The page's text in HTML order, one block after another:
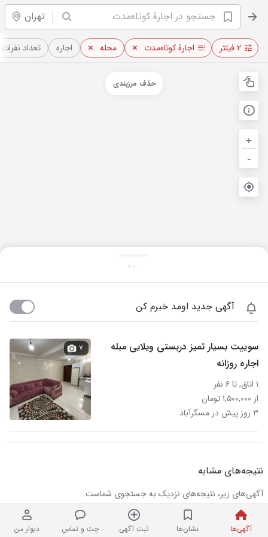
تهران
آگهی‌ها نشان‌ها ثبت آگهی چت و تماس دیوار من
۲ فیلتر اجارهٔ کوتاه‌مدت محله اجاره تعداد نفرات
+
-
حذف مرزبندی
آگهی جدید اومد خبرم کن
سوییت بسیار تمیز دربستی ویلایی مبله
اجاره روزانه
۱ اتاق, تا ۶ نفر
از ۱,۵۰۰,۰۰۰ تومان
۳ روز پیش در مسگرآباد
۷
نتیجه‌های مشابه
آگهی‌های زیر، نتیجه‌های نزدیک به جستجوی شماست.